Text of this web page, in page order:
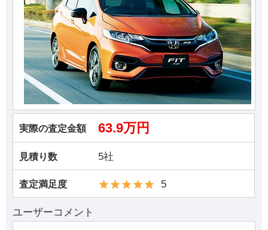
実際の査定金額 63.9万円
見積り数 5社
査定満足度 5
ユーザーコメント